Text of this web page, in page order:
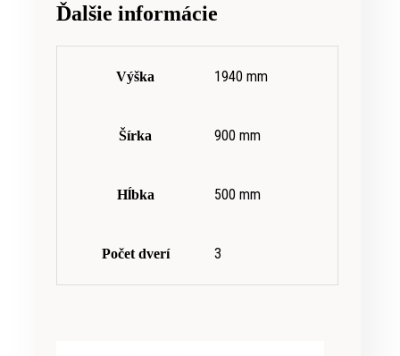
Ďalšie informácie
Výška 1940 mm
Šírka 900 mm
Hĺbka 500 mm
Počet dverí 3